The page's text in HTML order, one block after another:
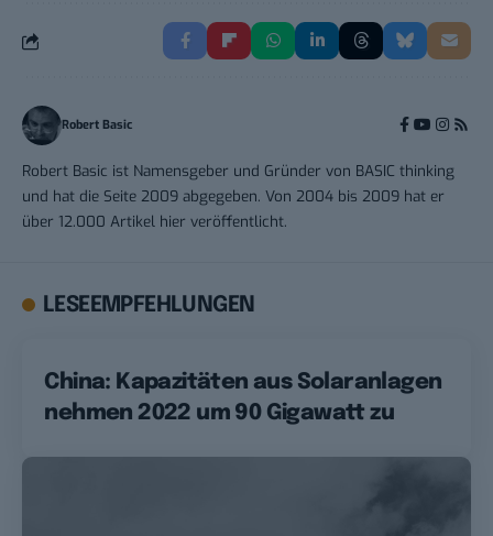
Robert Basic
Robert Basic ist Namensgeber und Gründer von BASIC thinking
und hat die Seite 2009 abgegeben. Von 2004 bis 2009 hat er
über 12.000 Artikel hier veröffentlicht.
LESEEMPFEHLUNGEN
China: Kapazitäten aus Solaranlagen
nehmen 2022 um 90 Gigawatt zu